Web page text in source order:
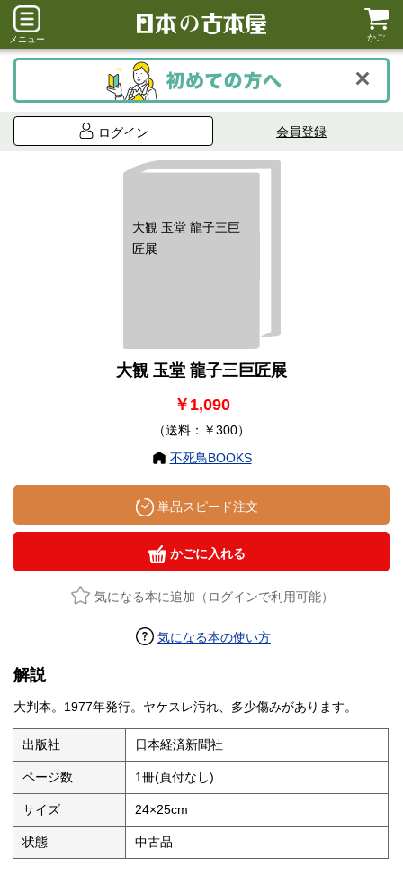
メニュー かご
ログイン 会員登録
大観 玉堂 龍子三巨
匠展
大観 玉堂 龍子三巨匠展
￥1,090
（送料：￥300）
不死鳥BOOKS
単品スピード注文
かごに入れる
気になる本に追加（ログインで利用可能）
気になる本の使い方
解説
大判本。1977年発行。ヤケスレ汚れ、多少傷みがあります。
出版社 日本経済新聞社
ページ数 1冊(頁付なし)
サイズ 24×25cm
状態 中古品